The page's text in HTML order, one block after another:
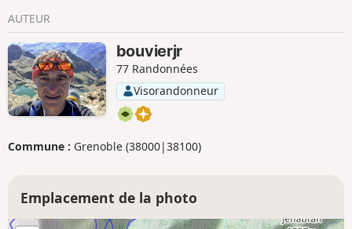
AUTEUR
bouvierjr
77 Randonnées
Visorandonneur
Commune : Grenoble (38000|38100)
Emplacement de la photo